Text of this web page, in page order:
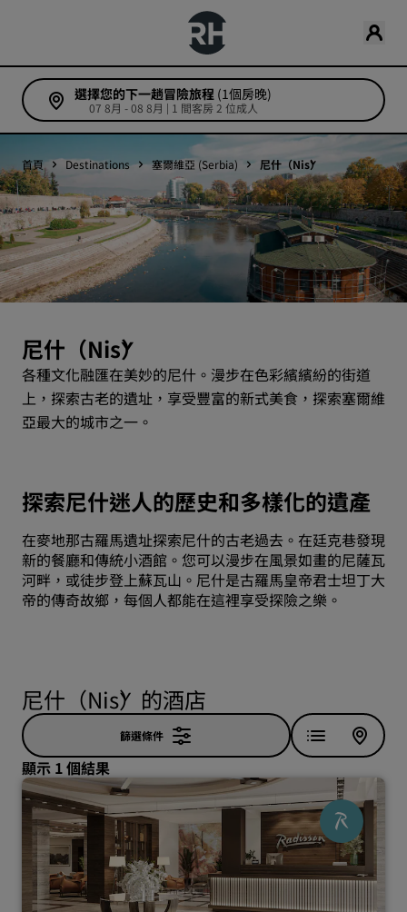
選擇您的下一趟冒險旅程 (1個房晚)
07 8月 - 08 8月 | 1 間客房 2 位成人
首頁 Destinations 塞爾維亞 (Serbia) 尼什（Niš）
尼什（Niš）
各種文化融匯在美妙的尼什。漫步在色彩繽繽紛的街道
上，探索古老的遺址，享受豐富的新式美食，探索塞爾維
亞最大的城市之一。
探索尼什迷人的歷史和多樣化的遺產
在麥地那古羅馬遺址探索尼什的古老過去。在廷克巷發現
新的餐廳和傳統小酒館。您可以漫步在風景如畫的尼薩瓦
河畔，或徒步登上蘇瓦山。尼什是古羅馬皇帝君士坦丁大
帝的傳奇故鄉，每個人都能在這裡享受探險之樂。
尼什（Niš）的酒店
篩選條件
顯示 1 個結果